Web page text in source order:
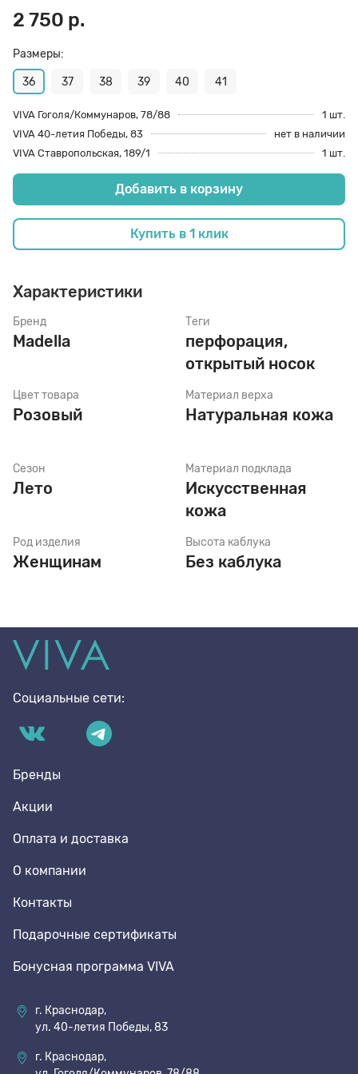
2 750 р.
Размеры:
36 37 38 39 40 41
VIVA Гоголя/Коммунаров, 78/88
1 шт.
VIVA 40-летия Победы, 83
нет в наличии
VIVA Ставропольская, 189/1
1 шт.
Добавить в корзину
Купить в 1 клик
Характеристики
Бренд
Madella
Цвет товара
Розовый
Сезон
Лето
Род изделия
Женщинам
Теги
перфорация,
открытый носок
Материал верха
Натуральная кожа
Материал подклада
Искусственная
кожа
Высота каблука
Без каблука
Социальные сети:
Бренды
Акции
Оплата и доставка
О компании
Контакты
Подарочные сертификаты
Бонусная программа VIVA
г. Краснодар,
ул. 40-летия Победы, 83
г. Краснодар,
70 den
8 den
Подпяточники
Полустельки
Пропитка
Пяткоудерживатели
Растяжитель и Очиститель
Рожки
Стельки
Шнурки